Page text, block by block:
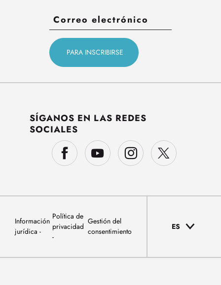
SÍGANOS EN LAS REDES
SOCIALES
Información
jurídica
Política de
privacidad
Gestión del
consentimiento
ES